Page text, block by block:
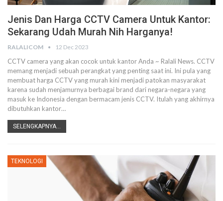
Jenis Dan Harga CCTV Camera Untuk Kantor:
Sekarang Udah Murah Nih Harganya!
RALALICOM 12 Dec 2023
CCTV camera yang akan cocok untuk kantor Anda ~ Ralali News. CCTV
memang menjadi sebuah perangkat yang penting saat ini. Ini pula yang
membuat harga CCTV yang murah kini menjadi patokan masyarakat
karena sudah menjamurnya berbagai brand dari negara-negara yang
masuk ke Indonesia dengan bermacam jenis CCTV. Itulah yang akhirnya
dibutuhkan kantor…
SELENGKAPNYA...
TEKNOLOGI